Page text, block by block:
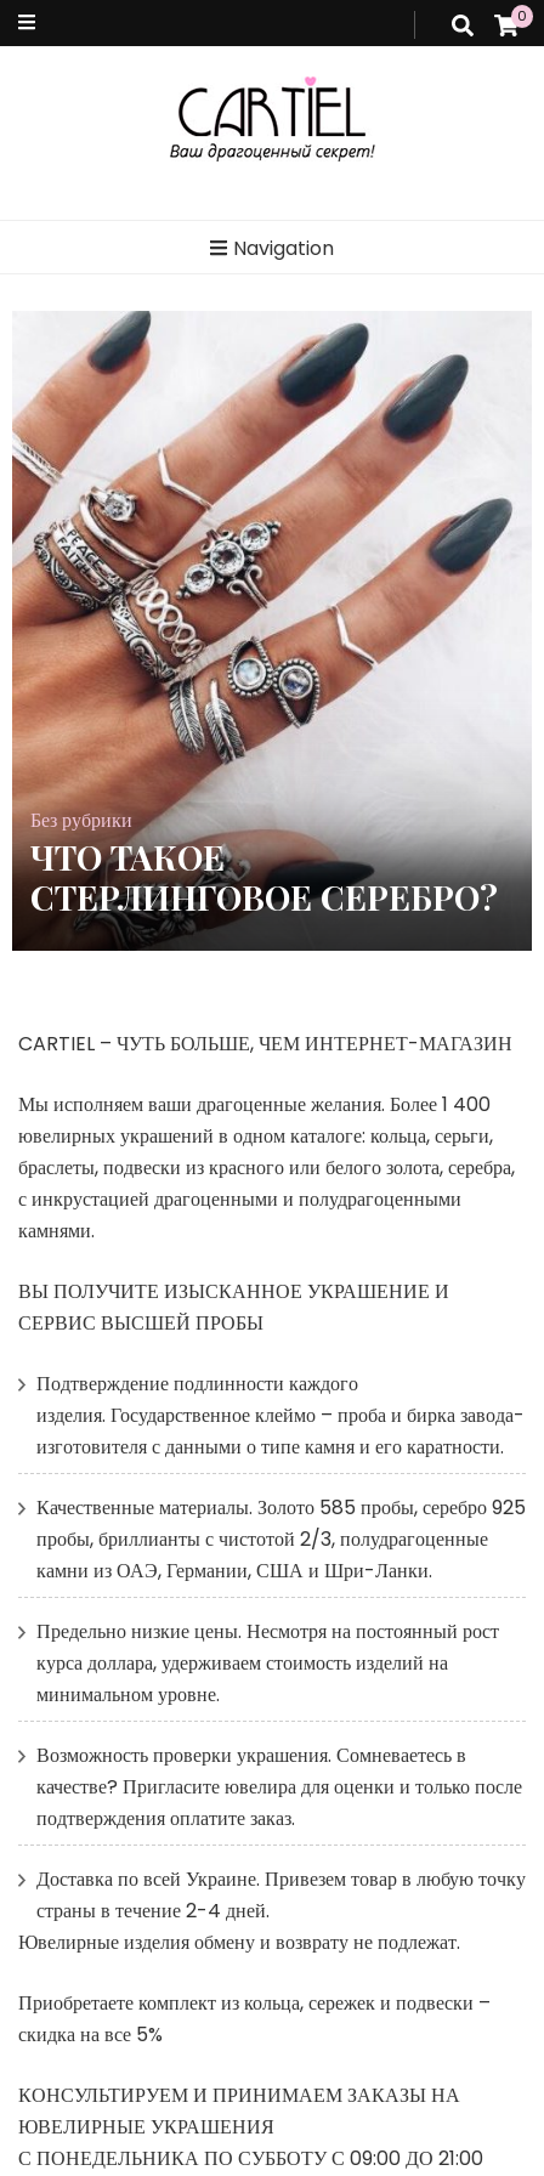
0
Navigation
Без рубрики
ЧТО ТАКОЕ
СТЕРЛИНГОВОЕ СЕРЕБРО?
CARTIEL – ЧУТЬ БОЛЬШЕ, ЧЕМ ИНТЕРНЕТ-МАГАЗИН
Мы исполняем ваши драгоценные желания. Более 1 400
ювелирных украшений в одном каталоге: кольца, серьги,
браслеты, подвески из красного или белого золота, серебра,
с инкрустацией драгоценными и полудрагоценными
камнями.
ВЫ ПОЛУЧИТЕ ИЗЫСКАННОЕ УКРАШЕНИЕ И
СЕРВИС ВЫСШЕЙ ПРОБЫ
Подтверждение подлинности каждого
изделия. Государственное клеймо – проба и бирка завода-
изготовителя с данными о типе камня и его каратности.
Качественные материалы. Золото 585 пробы, серебро 925
пробы, бриллианты с чистотой 2/3, полудрагоценные
камни из ОАЭ, Германии, США и Шри-Ланки.
Предельно низкие цены. Несмотря на постоянный рост
курса доллара, удерживаем стоимость изделий на
минимальном уровне.
Возможность проверки украшения. Сомневаетесь в
качестве? Пригласите ювелира для оценки и только после
подтверждения оплатите заказ.
Доставка по всей Украине. Привезем товар в любую точку
страны в течение 2-4 дней.
Ювелирные изделия обмену и возврату не подлежат.
Приобретаете комплект из кольца, сережек и подвески –
скидка на все 5%
КОНСУЛЬТИРУЕМ И ПРИНИМАЕМ ЗАКАЗЫ НА
ЮВЕЛИРНЫЕ УКРАШЕНИЯ
С ПОНЕДЕЛЬНИКА ПО СУББОТУ С 09:00 ДО 21:00